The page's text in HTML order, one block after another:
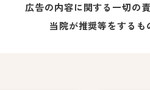
広告の内容に関する一切の
当院が推奨等をするも